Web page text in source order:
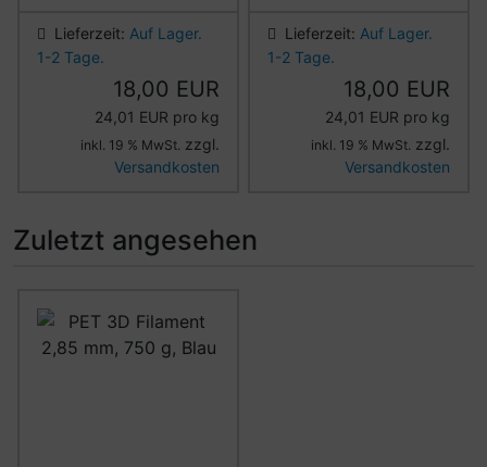
Lieferzeit: Auf Lager.
1-2 Tage.
18,00 EUR
24,01 EUR pro kg
inkl. 19 % MwSt. zzgl.
Versandkosten
Lieferzeit: Auf Lager.
1-2 Tage.
18,00 EUR
24,01 EUR pro kg
inkl. 19 % MwSt. zzgl.
Versandkosten
Zuletzt angesehen